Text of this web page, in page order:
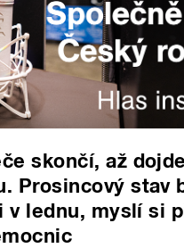
skončí, až
Prosincový stav
v lednu, myslí si